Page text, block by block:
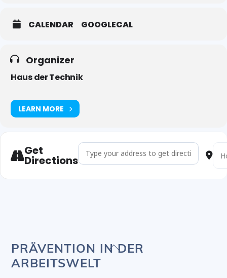
CALENDAR GOOGLECAL
Organizer
Haus der Technik
LEARN MORE
Get
Directions
Address - Nachhaltigkeit und Kreislaufwirtschaft
Back
PRÄVENTION IN DER
ARBEITSWELT